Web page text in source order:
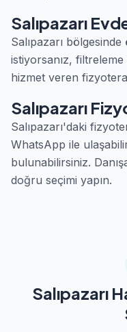
Salıpazarı
Salıpazarı bölgesinde
istiyorsanız,
hizmet veren
Salıpazarı
Salıpazarı'daki
WhatsApp ile
bulunabilirsiniz.
doğru seçimi yapın.
Salıpazarı